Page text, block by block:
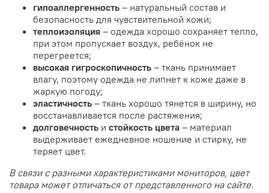
гипоаллергенность – натуральный состав и
безопасность для чувствительной кожи;
теплоизоляция – одежда хорошо сохраняет тепло,
при этом пропускает воздух, ребёнок не
перегреется;
высокая гигроскопичность – ткань принимает
влагу, поэтому одежда не липнет к коже даже в
жаркую погоду;
эластичность – ткань хорошо тянется в ширину, но
восстанавливается после растяжения;
долговечность и стойкость цвета – материал
выдерживает ежедневное ношение и стирку, не
теряет цвет.
В связи с разными характеристиками мониторов, цвет
товара может отличаться от представленного на сайте.